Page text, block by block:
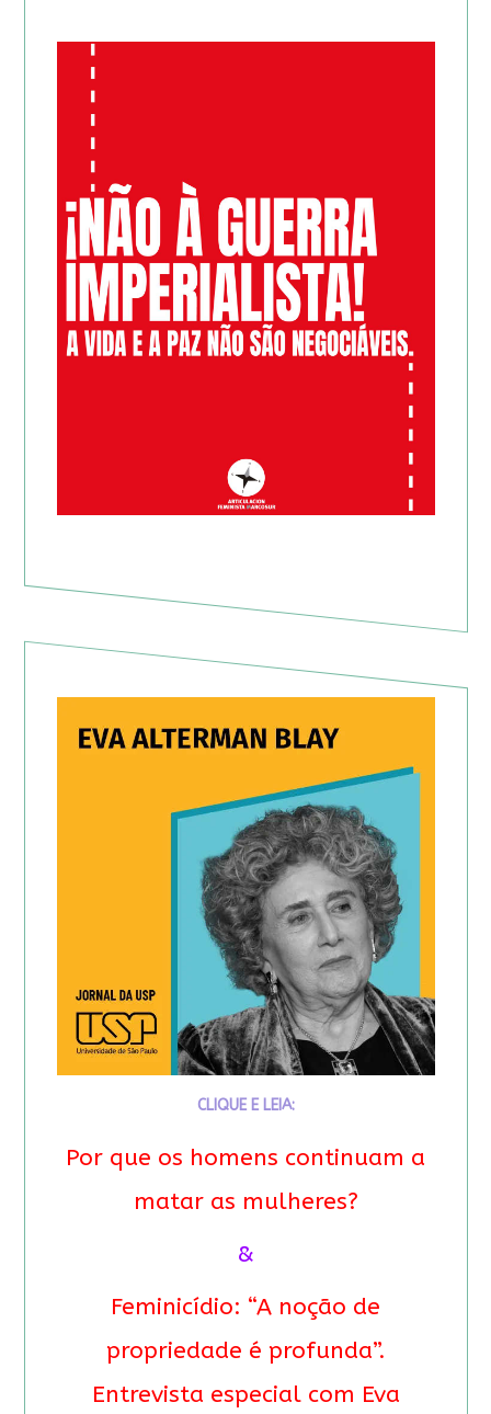
CLIQUE E LEIA:
Por que os homens continuam a
matar as mulheres?
&
Feminicídio: “A noção de
propriedade é profunda”.
Entrevista especial com Eva